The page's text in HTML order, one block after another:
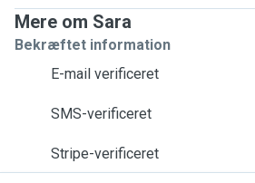
Mere om Sara
Bekræftet information
E-mail verificeret
SMS-verificeret
Stripe-verificeret